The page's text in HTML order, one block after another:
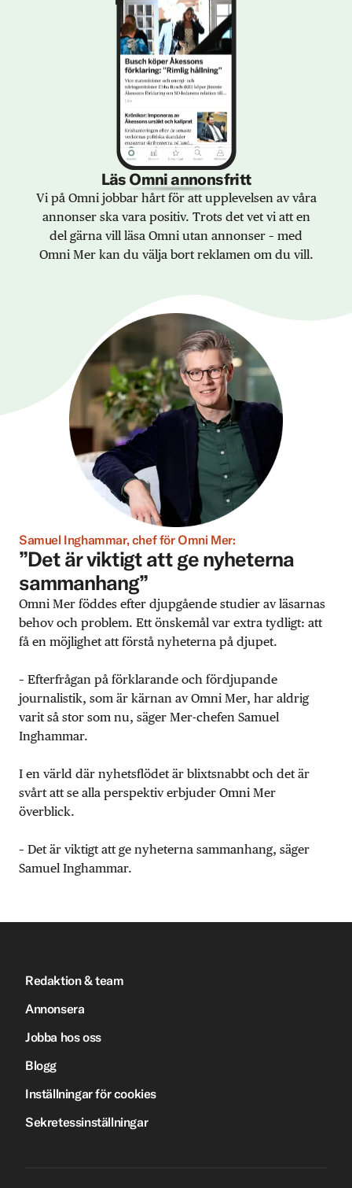
Läs Omni annonsfritt
Vi på Omni jobbar hårt för att upplevelsen av våra
annonser ska vara positiv. Trots det vet vi att en
del gärna vill läsa Omni utan annonser – med
Omni Mer kan du välja bort reklamen om du vill.
Samuel Inghammar, chef för Omni Mer:
”Det är viktigt att ge nyheterna
sammanhang”
Omni Mer föddes efter djupgående studier av läsarnas
behov och problem. Ett önskemål var extra tydligt: att
få en möjlighet att förstå nyheterna på djupet.
– Efterfrågan på förklarande och fördjupande
journalistik, som är kärnan av Omni Mer, har aldrig
varit så stor som nu, säger Mer-chefen Samuel
Inghammar.
I en värld där nyhetsflödet är blixtsnabbt och det är
svårt att se alla perspektiv erbjuder Omni Mer
överblick.
– Det är viktigt att ge nyheterna sammanhang, säger
Samuel Inghammar.
Redaktion & team
Annonsera
Jobba hos oss
Blogg
Inställningar för cookies
Sekretessinställningar